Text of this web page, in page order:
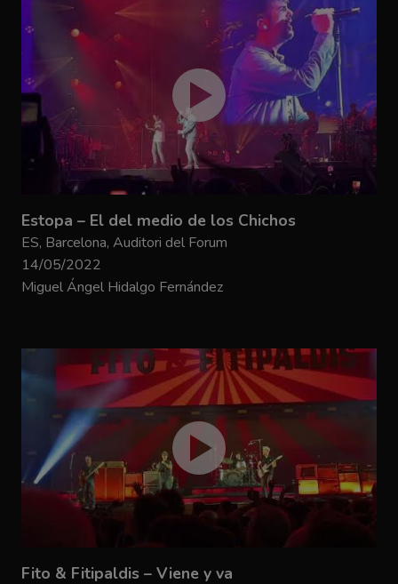
Estopa – El del medio de los Chichos
ES, Barcelona, Auditori del Forum
14/05/2022
Miguel Ángel Hidalgo Fernández
Fito & Fitipaldis – Viene y va